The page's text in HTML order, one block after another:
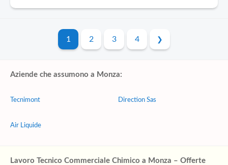
1 2 3 4
Aziende che assumono a Monza:
Tecnimont
Air Liquide
Direction Sas
Lavoro Tecnico Commerciale Chimico a Monza – Offerte